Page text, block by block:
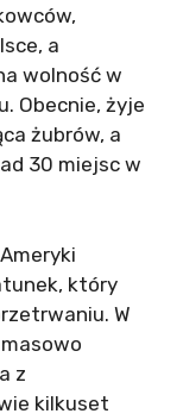
a
wolność w
Obecnie, żyje
żubrów, a
30 miejsc w
który
W
z
kilkuset